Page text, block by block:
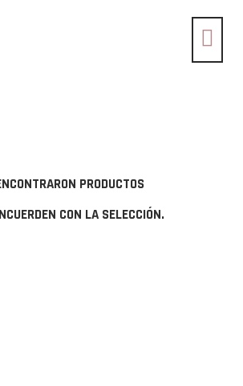
PRODUCTOS
CON LA SELECCIÓN.